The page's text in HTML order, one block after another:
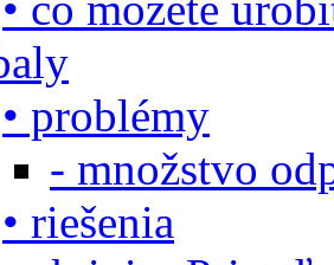
• problémy
- množstvo
• riešenia